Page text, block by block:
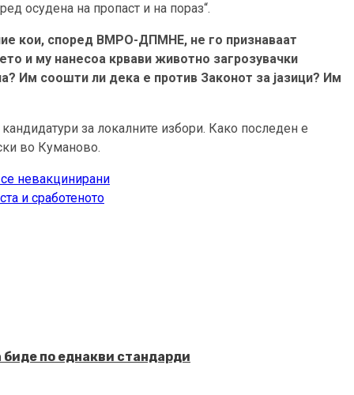
осудена на пропаст и на пораз“.
кои, според ВМРО-ДПМНЕ, не го признаваат
и му нанесоа крвави животно загрозувачки
Им соошти ли дека е против Законот за јазици? Им
за локалните избори. Како последен е
во Куманово.
невакцинирани
и сработеното
по еднакви стандарди